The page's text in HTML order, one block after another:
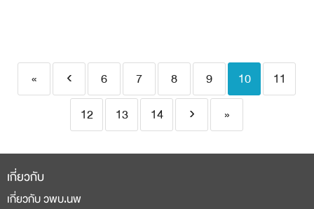
« ‹ 6 7 8 9 10
11
12
13 14 › »
เกี่ยวกับ
เกี่ยวกับ วพบ.นพ